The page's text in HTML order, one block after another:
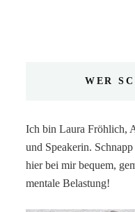
WER
Ich bin Laura Fröhlich,
und Speakerin.
hier bei mir bequem,
mentale Belastung!